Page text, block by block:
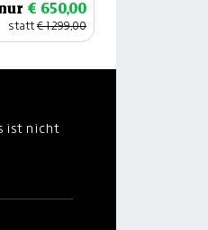
€ 650,00
statt€ 1.299,00
ist nicht